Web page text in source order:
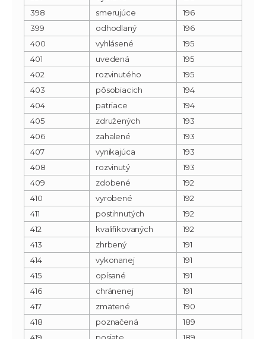
398
smerujúce
196
399
odhodlaný
196
400
vyhlásené
195
401
uvedená
195
402
rozvinutého
195
403
pôsobiacich
194
404
patriace
194
405
združených
193
406
zahalené
193
407
vynikajúca
193
408
rozvinutý
193
409
zdobené
192
410
vyrobené
192
411
postihnutých
192
412
kvalifikovaných
192
413
zhrbený
191
414
vykonanej
191
415
opísané
191
416
chránenej
191
417
zmätené
190
418
poznačená
189
419
posiate 189